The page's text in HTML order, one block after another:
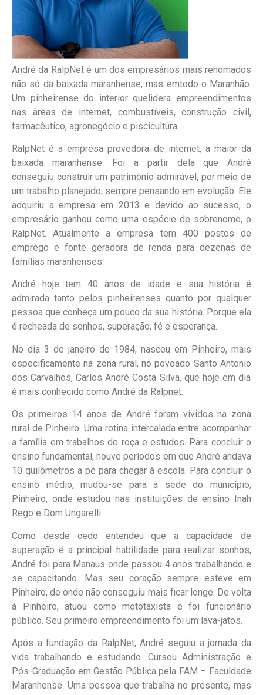
André da RalpNeté um dos empresários mais renomados
não só da baixada maranhense, mas emtodo o Maranhão.
Um pinheirense do interiorquelidera empreendimentos
nas áreas de internet, combustíveis, construção civil,
farmacêutico, agronegócio e piscicultura.
RalpNet é a empresa provedora de internet, a maior da
baixada maranhense. Foi a partir dela que André
conseguiu construir um patrimônio admirável, por meio de
um trabalho planejado, sempre pensando em evolução. Ele
adquiriu a empresa em 2013 e devido ao sucesso, o
empresário ganhou como uma espécie de sobrenome, o
RalpNet.Atualmente a empresa tem 400 postos de
emprego e fonte geradora de renda para dezenas de
famílias maranhenses.
André hoje tem 40 anos de idade e sua história é
admirada tanto pelos pinheirenses quanto por qualquer
pessoa que conheça um pouco da sua história. Porque ela
é recheada de sonhos, superação, fé e esperança.
No dia 3 de janeiro de 1984, nasceu em Pinheiro, mais
especificamente na zona rural, no povoado Santo Antonio
dos Carvalhos, Carlos André Costa Silva, que hoje em dia
é mais conhecido como André da Ralpnet.
Os primeiros 14 anos de André foram vividos na zona
rural de Pinheiro.Uma rotina intercaladaentreacompanhar
a família em trabalhos de roça e estudos. Para concluir o
ensino fundamental, houve períodos em que André andava
10 quilômetros a pé para chegar à escola. Para concluir o
ensino médio, mudou-se para a sede do município,
Pinheiro, onde estudou nas instituições de ensino
Inah
Rego e Dom Ungarelli.
Como desde cedo entendeu que a capacidade de
superação é a principal habilidade para realizar sonhos,
André foi para Manaus onde passou 4 anos trabalhando e
se capacitando. Mas seu coração sempre esteve em
Pinheiro, de onde não conseguiu mais ficar longe. De volta
à Pinheiro, atuou como mototaxista e foi funcionário
público. Seu primeiro empreendimento foi um lava-jatos.
Após a fundação da RalpNet, André seguiu a jornada da
vida trabalhando e estudando. Cursou Administração e
Pós-Graduação em Gestão Pública pela FAM – Faculdade
Maranhense. Uma pessoa que trabalha no presente, mas